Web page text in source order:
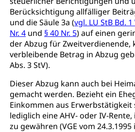
Berücksichtigung allfälliger
und die Säule 3a (vgl. LU StB Bd.
Nr. 4 und § 40 Nr. 5) auf einen
der Abzug für Zweitverdienende,
verbleibende Betrag in Abzug
Abs. 3 StV).
Dieser Abzug kann auch bei
gemacht werden. Bezieht ein
Einkommen aus Erwerbstätigkeit
lediglich eine AHV- oder IV-
zu gewähren (VGE vom 24.3.1995
Öffentlicher Verkehr
Schiffsverkehr, Binnenschifffahrt,
Flussschifffahrt
Schifffahrt
Strasse
Autoverkehr, Lastwagenverkehr,
leistungsabhängige
Langsamverkehr, Transportmittel,
Individualverkehr
zentras (Betrieb und
ZG)
Persönliches